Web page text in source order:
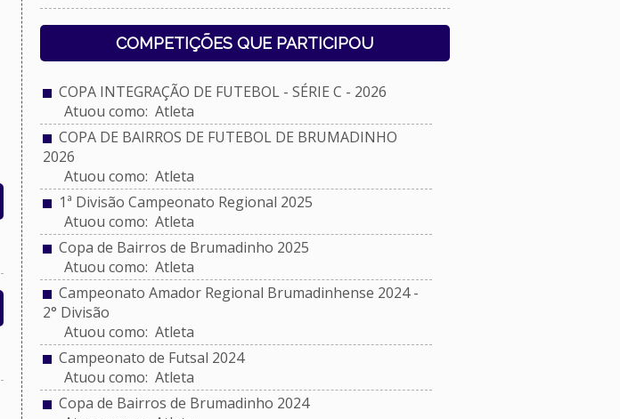
COMPETIÇÕES QUE PARTICIPOU
COPA INTEGRAÇÃO DE FUTEBOL - SÉRIE C - 2026
Atuou como: Atleta
COPA DE BAIRROS DE FUTEBOL DE BRUMADINHO
2026
Atuou como: Atleta
1ª Divisão Campeonato Regional 2025
Atuou como: Atleta
Copa de Bairros de Brumadinho 2025
Atuou como: Atleta
Campeonato Amador Regional Brumadinhense 2024 -
2° Divisão
Atuou como: Atleta
Campeonato de Futsal 2024
Atuou como: Atleta
Copa de Bairros de Brumadinho 2024